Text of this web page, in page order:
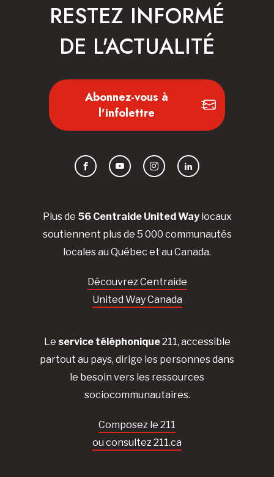
Plus de 56 Centraide United Waylocaux
soutiennent plus de 5 000 communautés
locales au Québec et au Canada.
Découvrez Centraide
United Way Canada
Le service téléphonique211, accessible
partout au pays, dirige les personnes dans
le besoin vers les ressources
sociocommunautaires.
Composez le 211
ou consultez 211.ca
RESTEZ INFORMÉ
DE L'ACTUALITÉ
Abonnez-vous à
l'infolettre
FacebookYouTubeInstagramLinkedIn